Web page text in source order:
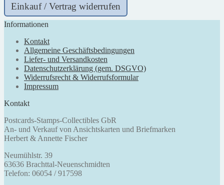
Einkauf / Vertrag widerrufen
Informationen
Kontakt
Allgemeine Geschäftsbedingungen
Liefer- und Versandkosten
Datenschutzerklärung (gem. DSGVO)
Widerrufsrecht & Widerrufsformular
Impressum
Kontakt
Postcards-Stamps-Collectibles GbR
An- und Verkauf von Ansichtskarten und Briefmarken
Herbert & Annette Fischer
Neumühlstr. 39
63636 Brachttal-Neuenschmidten
Telefon: 06054 / 917598